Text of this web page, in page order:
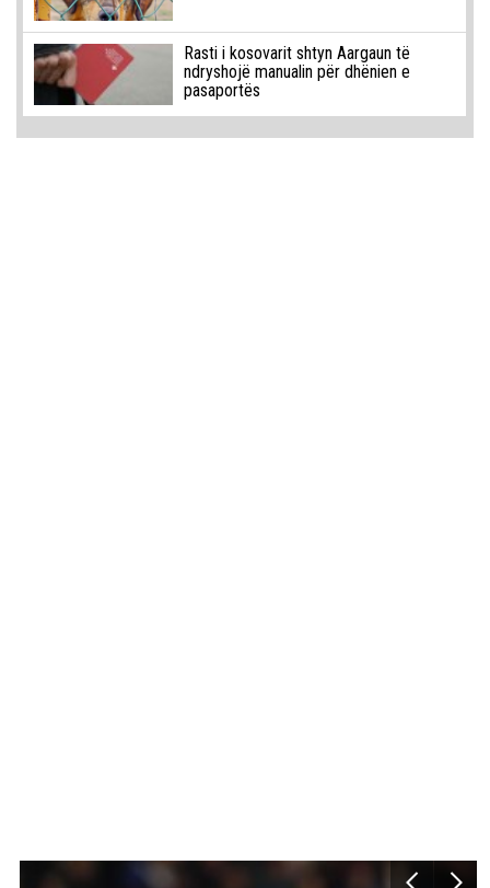
Rasti i kosovarit shtyn Aargaun të
ndryshojë manualin për dhënien e
pasaportës